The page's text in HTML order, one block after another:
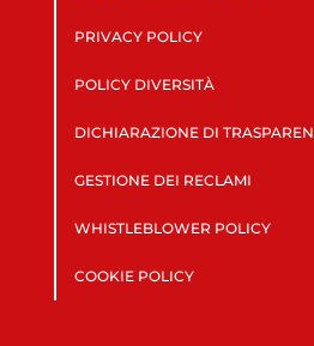
PRIVACY POLICY
POLICY DIVERSITÀ
DICHIARAZIONE DI
GESTIONE DEI RECLAMI
WHISTLEBLOWER POLICY
COOKIE POLICY